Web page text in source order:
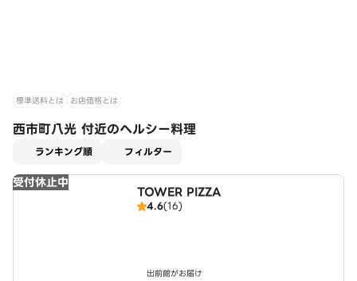
標準送料とは お店価格とは
西市町八光 付近のヘルシー料理
ランキング順 フィルター
受付休止中
TOWER PIZZA
4.6(16)
出前館がお届け